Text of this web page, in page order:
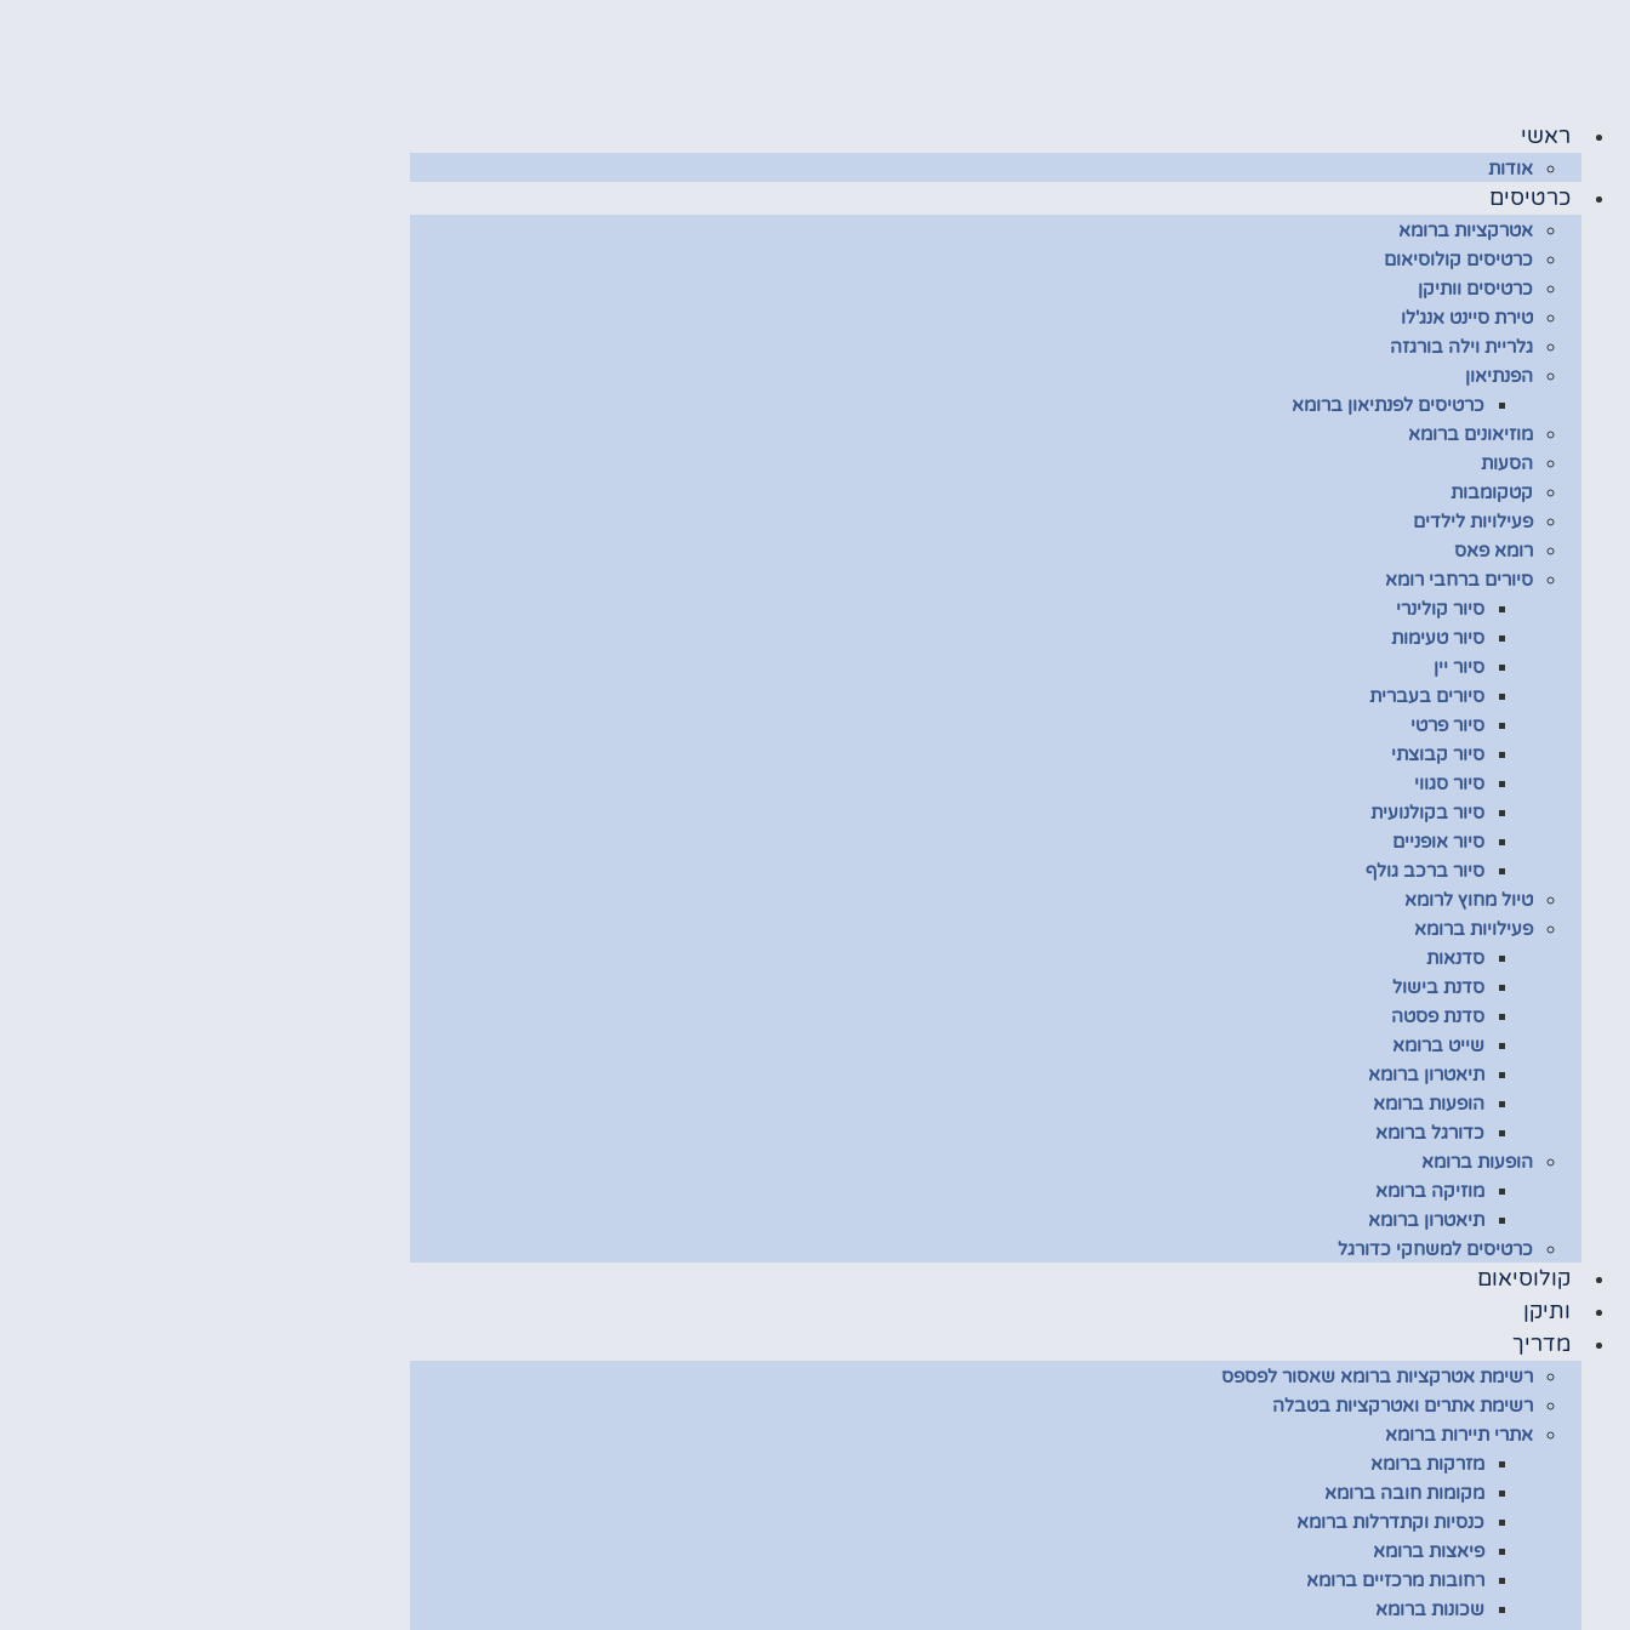
ראשי
אודות
כרטיסים
אטרקציות ברומא
כרטיסים קולוסיאום
כרטיסים וותיקן
טירת סיינט אנג'לו
גלריית וילה בורגזה
הפנתיאון
כרטיסים לפנתיאון ברומא
מוזיאונים ברומא
הסעות
קטקומבות
פעילויות לילדים
רומא פאס
סיורים ברחבי רומא
סיור קולינרי
סיור טעימות
סיור יין
סיורים בעברית
סיור פרטי
סיור קבוצתי
סיור סגווי
סיור בקולנועית
סיור אופניים
סיור ברכב גולף
טיול מחוץ לרומא
פעילויות ברומא
סדנאות
סדנת בישול
סדנת פסטה
שייט ברומא
תיאטרון ברומא
הופעות ברומא
כדורגל ברומא
הופעות ברומא
מוזיקה ברומא
תיאטרון ברומא
כרטיסים למשחקי כדורגל
קולוסיאום
ותיקן
מדריך
רשימת אטרקציות ברומא שאסור לפספס
רשימת אתרים ואטרקציות בטבלה
אתרי תיירות ברומא
מזרקות ברומא
מקומות חובה ברומא
כנסיות וקתדרלות ברומא
פיאצות ברומא
רחובות מרכזיים ברומא
שכונות ברומא